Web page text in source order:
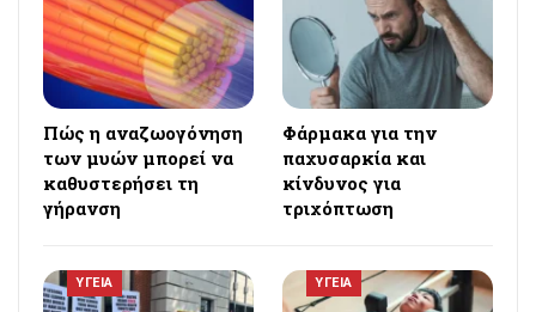
Πώς η αναζωογόνηση
των μυών μπορεί να
καθυστερήσει τη
γήρανση
Φάρμακα για την
παχυσαρκία και
κίνδυνος για
τριχόπτωση
ΥΓΕΙΑ ΥΓΕΙΑ